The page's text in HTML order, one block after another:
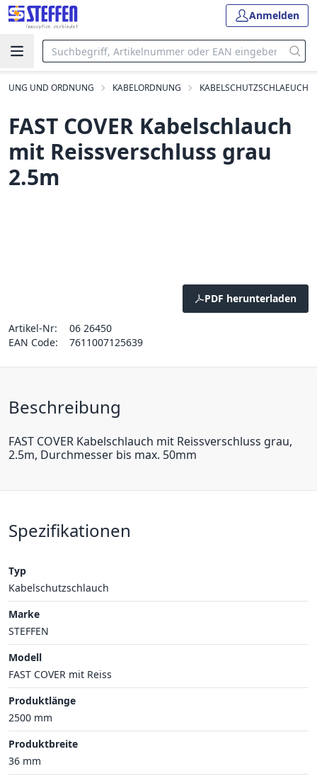
Anmelden
UND ORDNUNG KABELORDNUNG KABELSCHUTZSCHLAEUCH
FAST COVER Kabelschlauch
mit Reissverschluss grau
2.5m
PDF herunterladen
Artikel-Nr:
06 26450
EAN Code:
7611007125639
Beschreibung
FAST COVER Kabelschlauch mit Reissverschluss grau,
2.5m, Durchmesser bis max. 50mm
Spezifikationen
Typ
Kabelschutzschlauch
Marke
STEFFEN
Modell
FAST COVER mit Reiss
Produktlänge
2500 mm
Produktbreite
36 mm